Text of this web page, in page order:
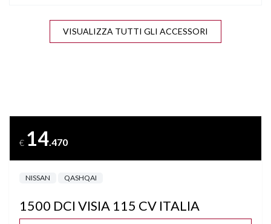
AUTO HOLD
CLIMA
CONTROLLO TRAZIONE
CROMATURE
VISUALIZZA TUTTI GLI ACCESSORI
€ 14.470
NISSAN QASHQAI
1500 DCI VISIA 115 CV ITALIA